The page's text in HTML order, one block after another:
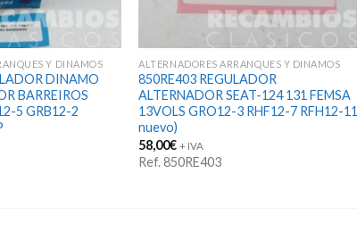
Y DINAMOS
DINAMO
BARREIROS
5 GRB12-2
ALTERNADORES ARRANQUES Y DINAMOS
850RE403 REGULADOR
ALTERNADOR SEAT-124 131 FEMSA
13VOLS GRO12-3 RHF12-7 RFH12-11
nuevo)
58,00€ + IVA
Ref. 850RE403